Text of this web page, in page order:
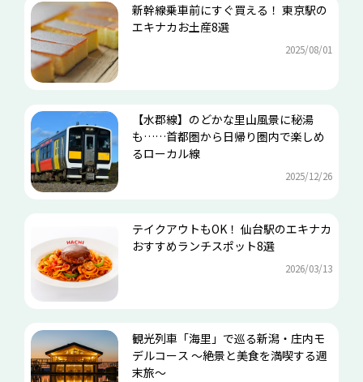
新幹線乗車前にすぐ買える！ 東京駅の
エキナカお土産8選
2025/08/01
【水郡線】のどかな里山風景に秘湯
も……首都圏から日帰り圏内で楽しめ
るローカル線
2025/12/26
テイクアウトもOK！ 仙台駅のエキナカ
おすすめランチスポット8選
2026/03/13
観光列車「海里」で巡る新潟・庄内モ
デルコース ～絶景と美食を満喫する週
末旅～